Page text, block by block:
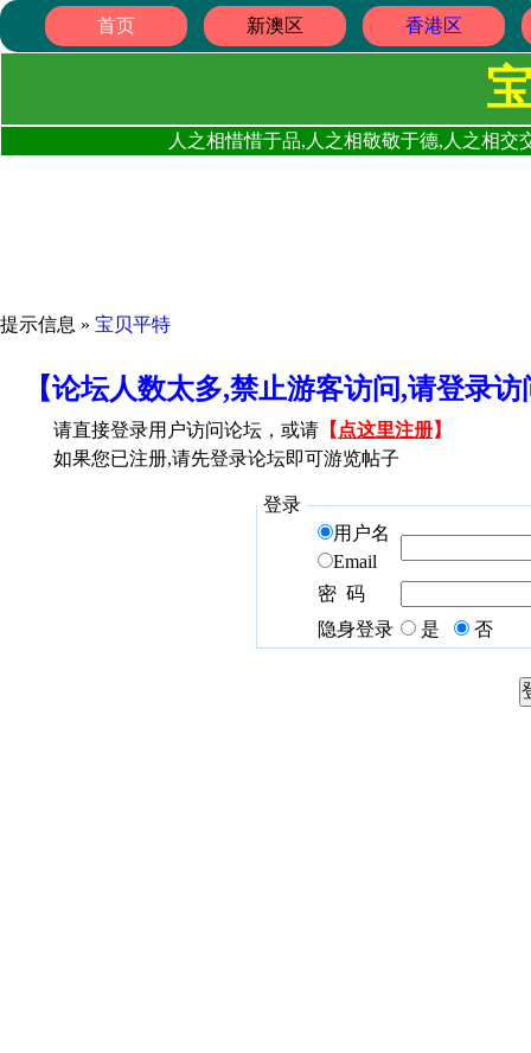
首页 新澳区 香港区
人之相惜惜于品,人之相敬敬于德,人之相
提示信息 » 宝贝平特
【论坛人数太多,禁止游客访问,请登录
请直接登录用户访问论坛，或请 【 点这里注册】
如果您已注册,请先登录论坛即可游览帖子
登录
用户名
Email
密 码
隐身登录
是 否